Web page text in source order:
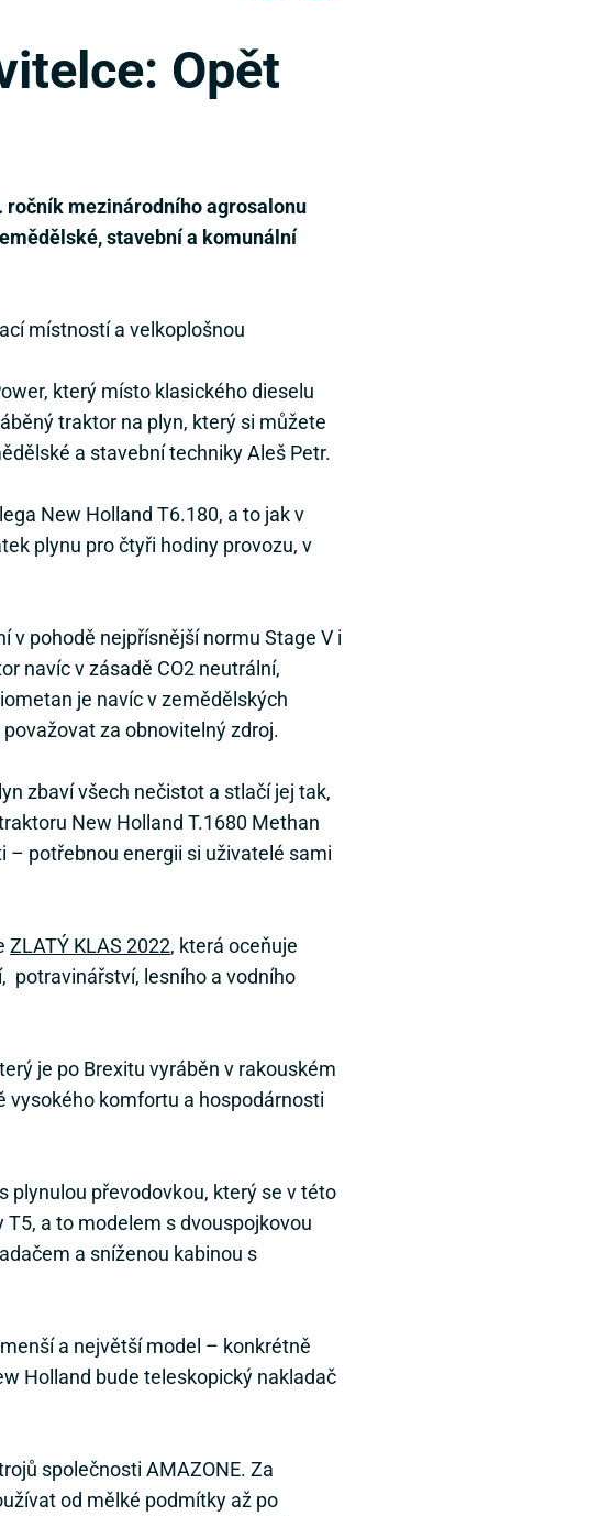
Opět
ročník mezinárodního agrosalonu
stavební a komunální
místností a velkoplošnou
který místo klasického dieselu
traktor na plyn, který si můžete
a stavební techniky Aleš Petr.
New Holland T6.180, a to jak v
plynu pro čtyři hodiny provozu, v
v pohodě nejpřísnější normu Stage V i
navíc v zásadě CO2 neutrální,
je navíc v zemědělských
za obnovitelný zdroj.
zbaví všech nečistot a stlačí jej tak,
New Holland T.1680 Methan
– potřebnou energii si uživatelé sami
ZLATÝ KLAS 2022, která oceňuje
potravinářství, lesního a vodního
je po Brexitu vyráběn v rakouském
vysokého komfortu a hospodárnosti
plynulou převodovkou, který se v této
a to modelem s dvouspojkovou
a sníženou kabinou s
a největší model – konkrétně
Holland bude teleskopický nakladač
společnosti AMAZONE. Za
od mělké podmítky až po